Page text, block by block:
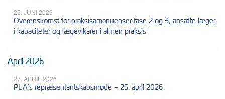
25. JUNI 2026
Overenskomst for praksisamanuenser fase 2 og 3, ansatte læger
i kapaciteter og lægevikarer i almen praksis
April 2026
27. APRIL 2026
PLA’s repræsentantskabsmøde – 25. april 2026